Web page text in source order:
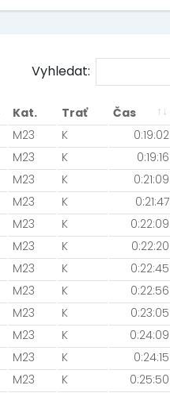
Vyhledat:
Kat. Trať Čas
M23 K 0:19:02
M23 K 0:19:16
M23 K 0:21:09
M23 K 0:21:47
M23 K 0:22:09
M23 K 0:22:20
M23 K 0:22:45
M23 K 0:22:56
M23 K 0:23:05
M23 K 0:24:09
M23 K 0:24:15
M23 K 0:25:50